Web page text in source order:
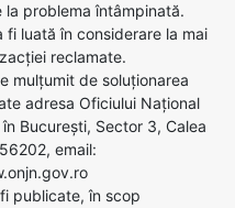
problema întâmpinată.
luată în considerare la mai
reclamate.
mulțumit de soluționarea
adresa Oficiului Național
București, Sector 3, Calea
email:
publicate, în scop